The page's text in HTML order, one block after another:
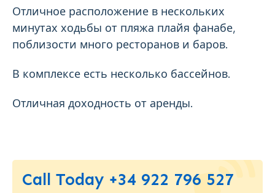
Отличное расположение в нескольких
минутах ходьбы от пляжа плайя фанабе,
поблизости много ресторанов и баров.
В комплексе есть несколько бассейнов.
Отличная доходность от аренды.
Call Today +34 922 796 527